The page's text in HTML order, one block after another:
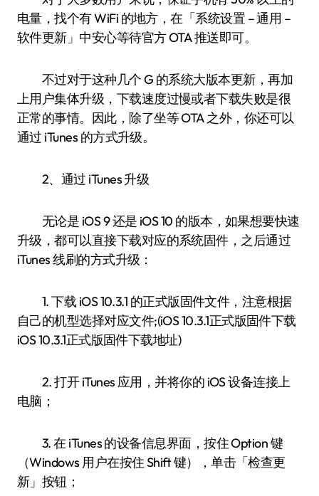
电量，找个有 WiFi 的地方，在「系统设置 – 通用 –
软件更新」中安心等待官方 OTA 推送即可。
不过对于这种几个 G 的系统大版本更新，再加
上用户集体升级，下载速度过慢或者下载失败是很
正常的事情。因此，除了坐等 OTA 之外，你还可以
通过 iTunes 的方式升级。
2、通过 iTunes 升级
无论是 iOS 9 还是 iOS 10 的版本，如果想要快速
升级，都可以直接下载对应的系统固件，之后通过
iTunes 线刷的方式升级：
1. 下载 iOS 10.3.1 的正式版固件文件，注意根据
自己的机型选择对应文件;(iOS 10.3.1正式版固件下载
iOS 10.3.1正式版固件下载地址)
2. 打开 iTunes 应用，并将你的 iOS 设备连接上
电脑；
3. 在 iTunes 的设备信息界面，按住 Option 键
（Windows 用户在按住 Shift 键），单击「检查更
新」按钮；